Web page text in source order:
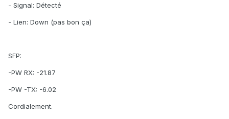
- Signal: Détecté
- Lien: Down (pas bon ça)
SFP:
-PW RX: -21.87
-PW -TX: -6.02
Cordialement.